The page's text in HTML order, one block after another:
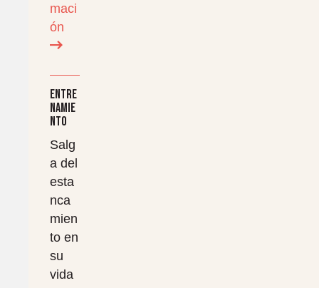
maci
ón
Entre
namie
nto
Salg
a del
esta
nca
mien
to en
su
vida